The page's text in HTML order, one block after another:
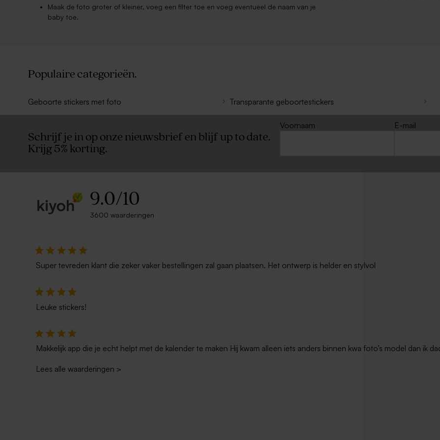
Maak de foto groter of kleiner, voeg een filter toe en voeg eventueel de naam van je
baby toe.
Populaire categorieën.
Geboorte stickers met foto Transparante geboortestickers
Schrijf je in op onze nieuwsbrief en blijf up to date.
Krijg 5% korting.
Voornaam
E-mail
9.0/10
3600 waarderingen
Super tevreden klant die zeker vaker bestellingen zal gaan plaatsen. Het ontwerp is helder en stylvol
Leuke stickers!
Makkelijk app die je echt helpt met de kalender te maken Hij kwam alleen iets anders binnen kwa foto’s model dan ik
Lees alle waarderingen >